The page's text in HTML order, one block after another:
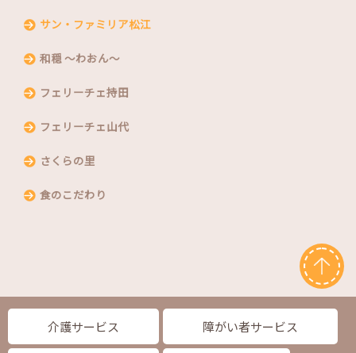
サン・ファミリア松江
和穏 〜わおん〜
フェリーチェ持田
フェリーチェ山代
さくらの里
食のこだわり
介護サービス 障がい者サービス